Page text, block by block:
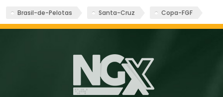
Brasil-de-Pelotas Santa-Cruz Copa-FGF